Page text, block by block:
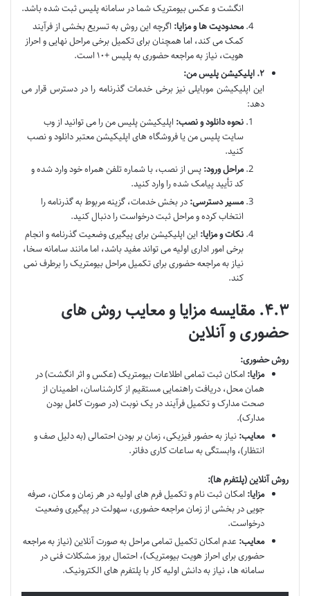
انگشت و عکس بیومتریک شما در سامانه پلیس ثبت شده باشد.
محدودیت ها و مزایا: اگرچه این روش به تسریع بخشی از فرآیند
کمک می کند، اما همچنان برای تکمیل برخی مراحل نهایی و احراز
هویت، نیاز به مراجعه حضوری به پلیس +۱۰ است.
۲. اپلیکیشن پلیس من:
این اپلیکیشن موبایلی نیز برخی خدمات گذرنامه را در دسترس قرار می
دهد:
نحوه دانلود و نصب: اپلیکیشن پلیس من را می توانید از وب
سایت پلیس من یا فروشگاه های اپلیکیشن معتبر دانلود و نصب
کنید.
مراحل ورود: پس از نصب، با شماره تلفن همراه خود وارد شده و
کد تأیید پیامک شده را وارد کنید.
مسیر دسترسی: در بخش خدمات، گزینه مربوط به گذرنامه را
انتخاب کرده و مراحل ثبت درخواست را دنبال کنید.
نکات و مزایا: این اپلیکیشن برای پیگیری وضعیت گذرنامه و انجام
برخی امور اداری اولیه می تواند مفید باشد، اما مانند سامانه سخا،
نیاز به مراجعه حضوری برای تکمیل مراحل بیومتریک را برطرف نمی
کند.
۴.۳. مقایسه مزایا و معایب روش های
حضوری و آنلاین
روش حضوری:
مزایا: امکان ثبت تمامی اطلاعات بیومتریک (عکس و اثر انگشت) در
همان محل، دریافت راهنمایی مستقیم از کارشناسان، اطمینان از
صحت مدارک و تکمیل فرآیند در یک نوبت (در صورت کامل بودن
مدارک).
معایب: نیاز به حضور فیزیکی، زمان بر بودن احتمالی (به دلیل صف و
انتظار)، وابستگی به ساعات کاری دفاتر.
روش آنلاین (پلتفرم ها):
مزایا: امکان ثبت نام و تکمیل فرم های اولیه در هر زمان و مکان، صرفه
جویی در بخشی از زمان مراجعه حضوری، سهولت در پیگیری وضعیت
درخواست.
معایب: عدم امکان تکمیل تمامی مراحل به صورت آنلاین (نیاز به مراجعه
حضوری برای احراز هویت بیومتریک)، احتمال بروز مشکلات فنی در
سامانه ها، نیاز به دانش اولیه کار با پلتفرم های الکترونیک.